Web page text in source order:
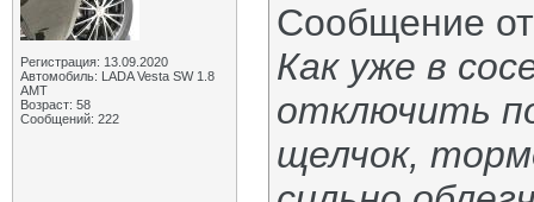
Регистрация: 13.09.2020
Автомобиль: LADA Vesta SW 1.8
AMT
Возраст: 58
Сообщений: 222
Сообщение
Как уже в
отключить
щелчок,